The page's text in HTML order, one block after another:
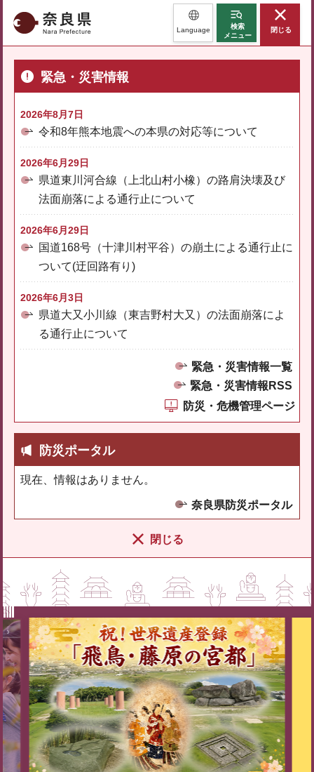
奈良県 Language
検索
メニュー
閉じる
緊急・災害情報
2026年8月7日
令和8年熊本地震への本県の対応等について
2026年6月29日
県道東川河合線（上北山村小橡）の路肩決壊及び
法面崩落による通行止について
2026年6月29日
国道168号（十津川村平谷）の崩土による通行止に
ついて(迂回路有り)
2026年6月3日
県道大又小川線（東吉野村大又）の法面崩落によ
る通行止について
緊急・災害情報一覧
緊急・災害情報RSS
防災・危機管理ページ
防災ポータル
現在、情報はありません。
奈良県防災ポータル
閉じる